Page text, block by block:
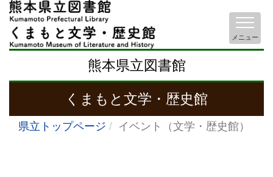
熊本県立図書館
くまもと文学・歴史館
メニュー
県立トップページ イベント（文学・歴史館）